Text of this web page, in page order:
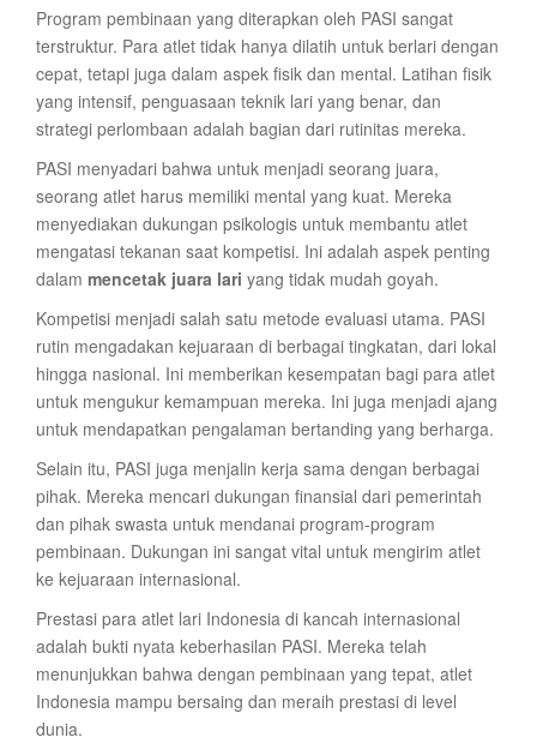
Program pembinaan yang diterapkan oleh PASI sangat
terstruktur. Para atlet tidak hanya dilatih untuk berlari dengan
cepat, tetapi juga dalam aspek fisik dan mental. Latihan fisik
yang intensif, penguasaan teknik lari yang benar, dan
strategi perlombaan adalah bagian dari rutinitas mereka.
PASI menyadari bahwa untuk menjadi seorang juara,
seorang atlet harus memiliki mental yang kuat. Mereka
menyediakan dukungan psikologis untuk membantu atlet
mengatasi tekanan saat kompetisi. Ini adalah aspek penting
dalam mencetak juara lari yang tidak mudah goyah.
Kompetisi menjadi salah satu metode evaluasi utama. PASI
rutin mengadakan kejuaraan di berbagai tingkatan, dari lokal
hingga nasional. Ini memberikan kesempatan bagi para atlet
untuk mengukur kemampuan mereka. Ini juga menjadi ajang
untuk mendapatkan pengalaman bertanding yang berharga.
Selain itu, PASI juga menjalin kerja sama dengan berbagai
pihak. Mereka mencari dukungan finansial dari pemerintah
dan pihak swasta untuk mendanai program-program
pembinaan. Dukungan ini sangat vital untuk mengirim atlet
ke kejuaraan internasional.
Prestasi para atlet lari Indonesia di kancah internasional
adalah bukti nyata keberhasilan PASI. Mereka telah
menunjukkan bahwa dengan pembinaan yang tepat, atlet
Indonesia mampu bersaing dan meraih prestasi di level
dunia.